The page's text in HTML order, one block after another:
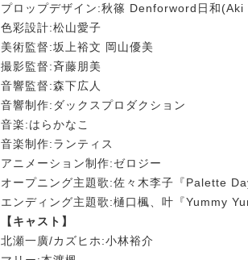
プロップデザイン:秋篠 Denforword日和
色彩設計:松山愛子
美術監督:坂上裕文 岡山優美
撮影監督:斉藤朋美
音響監督:森下広人
音響制作:ダックスプロダクション
音楽:はらかなこ
音楽制作:ランティス
アニメーション制作:ゼロジー
オープニング主題歌:佐々木李子『Palette
エンディング主題歌:樋口楓、叶『Yummy
【キャスト】
北瀬一廣/カズヒホ:小林裕介